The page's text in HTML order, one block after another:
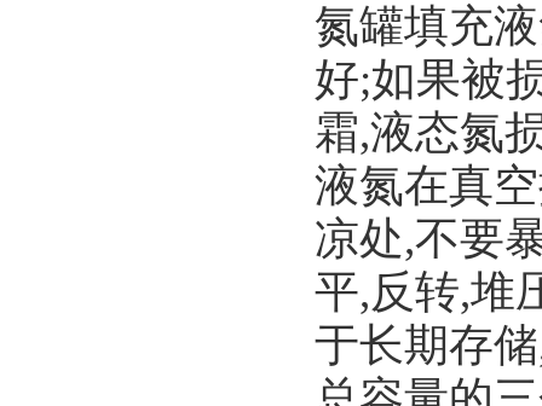
氮罐填充
好;如果被
霜,液态氮
液氮在真
凉处,不要
平,反转,堆
于长期存